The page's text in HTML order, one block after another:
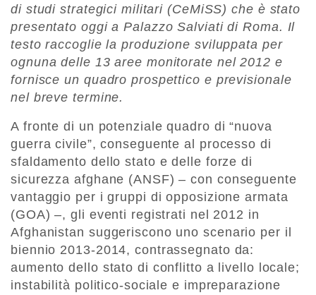
di studi strategici militari (CeMiSS) che è stato
presentato oggi a Palazzo Salviati di Roma. Il
testo raccoglie la produzione sviluppata per
ognuna delle 13 aree monitorate nel 2012 e
fornisce un quadro prospettico e previsionale
nel breve termine.
A fronte di un potenziale quadro di “nuova
guerra civile”, conseguente al processo di
sfaldamento dello stato e delle forze di
sicurezza afghane (ANSF) – con conseguente
vantaggio per i gruppi di opposizione armata
(GOA) –, gli eventi registrati nel 2012 in
Afghanistan suggeriscono uno scenario per il
biennio 2013-2014, contrassegnato da:
aumento dello stato di conflitto a livello locale;
instabilità politico-sociale e impreparazione